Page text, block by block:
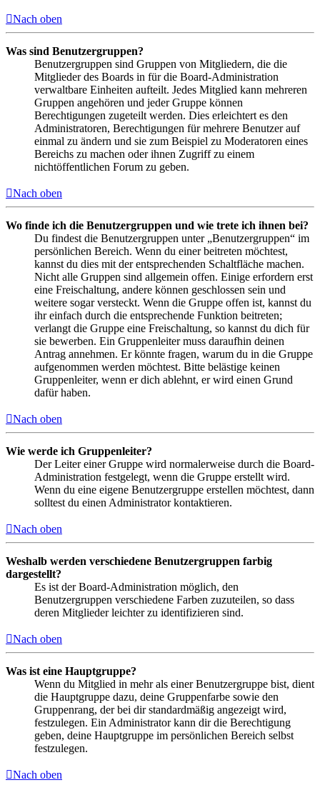
Nach oben
Was sind Benutzergruppen?
Benutzergruppen sind Gruppen von Mitgliedern, die die
Mitglieder des Boards in für die Board-Administration
verwaltbare Einheiten aufteilt. Jedes Mitglied kann mehreren
Gruppen angehören und jeder Gruppe können
Berechtigungen zugeteilt werden. Dies erleichtert es den
Administratoren, Berechtigungen für mehrere Benutzer auf
einmal zu ändern und sie zum Beispiel zu Moderatoren eines
Bereichs zu machen oder ihnen Zugriff zu einem
nichtöffentlichen Forum zu geben.
Nach oben
Wo finde ich die Benutzergruppen und wie trete ich ihnen bei?
Du findest die Benutzergruppen unter „Benutzergruppen“ im
persönlichen Bereich. Wenn du einer beitreten möchtest,
kannst du dies mit der entsprechenden Schaltfläche machen.
Nicht alle Gruppen sind allgemein offen. Einige erfordern erst
eine Freischaltung, andere können geschlossen sein und
weitere sogar versteckt. Wenn die Gruppe offen ist, kannst du
ihr einfach durch die entsprechende Funktion beitreten;
verlangt die Gruppe eine Freischaltung, so kannst du dich für
sie bewerben. Ein Gruppenleiter muss daraufhin deinen
Antrag annehmen. Er könnte fragen, warum du in die Gruppe
aufgenommen werden möchtest. Bitte belästige keinen
Gruppenleiter, wenn er dich ablehnt, er wird einen Grund
dafür haben.
Nach oben
Wie werde ich Gruppenleiter?
Der Leiter einer Gruppe wird normalerweise durch die Board-
Administration festgelegt, wenn die Gruppe erstellt wird.
Wenn du eine eigene Benutzergruppe erstellen möchtest, dann
solltest du einen Administrator kontaktieren.
Nach oben
Weshalb werden verschiedene Benutzergruppen farbig
dargestellt?
Es ist der Board-Administration möglich, den
Benutzergruppen verschiedene Farben zuzuteilen, so dass
deren Mitglieder leichter zu identifizieren sind.
Nach oben
Was ist eine Hauptgruppe?
Wenn du Mitglied in mehr als einer Benutzergruppe bist, dient
die Hauptgruppe dazu, deine Gruppenfarbe sowie den
Gruppenrang, der bei dir standardmäßig angezeigt wird,
festzulegen. Ein Administrator kann dir die Berechtigung
geben, deine Hauptgruppe im persönlichen Bereich selbst
festzulegen.
Nach oben